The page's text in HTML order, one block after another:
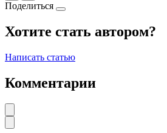
Поделиться
Хотите стать автором?
Написать статью
Комментарии